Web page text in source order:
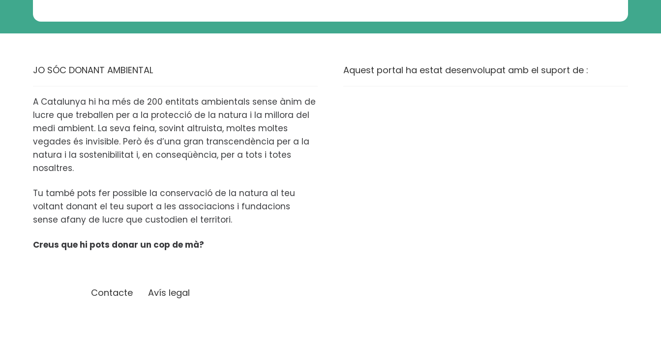
JO SÓC DONANT AMBIENTAL
A Catalunya hi ha més de 200 entitats ambientals sense ànim de
lucre que treballen per a la protecció de la natura i la millora del
medi ambient. La seva feina, sovint altruista, moltes moltes
vegades és invisible. Però és d’una gran transcendència per a la
natura i la sostenibilitat i, en conseqüència, per a tots i totes
nosaltres.
Tu també pots fer possible la conservació de la natura al teu
voltant donant el teu suport a les associacions i fundacions
sense afany de lucre que custodien el territori.
Creus que hi pots donar un cop de mà?
Contacte Avís legal
Aquest portal ha estat desenvolupat amb el suport de :